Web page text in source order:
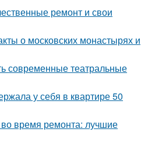
ремонт и свои
о московских монастырях и
современные театральные
у себя в квартире 50
время ремонта: лучшие